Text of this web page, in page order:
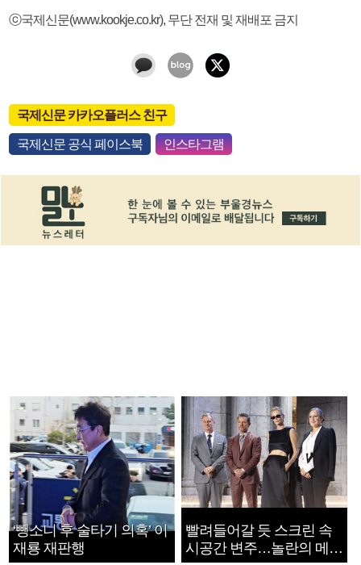
ⓒ국제신문(www.kookje.co.kr), 무단 전재 및 재배포 금지
국제신문 카카오플러스 친구
국제신문 공식 페이스북 인스타그램
‘뺑소니 후 술타기 의혹’ 이
재룡 재판행
빨려들어갈 듯 스크린 속
시공간 변주…놀란의 메시